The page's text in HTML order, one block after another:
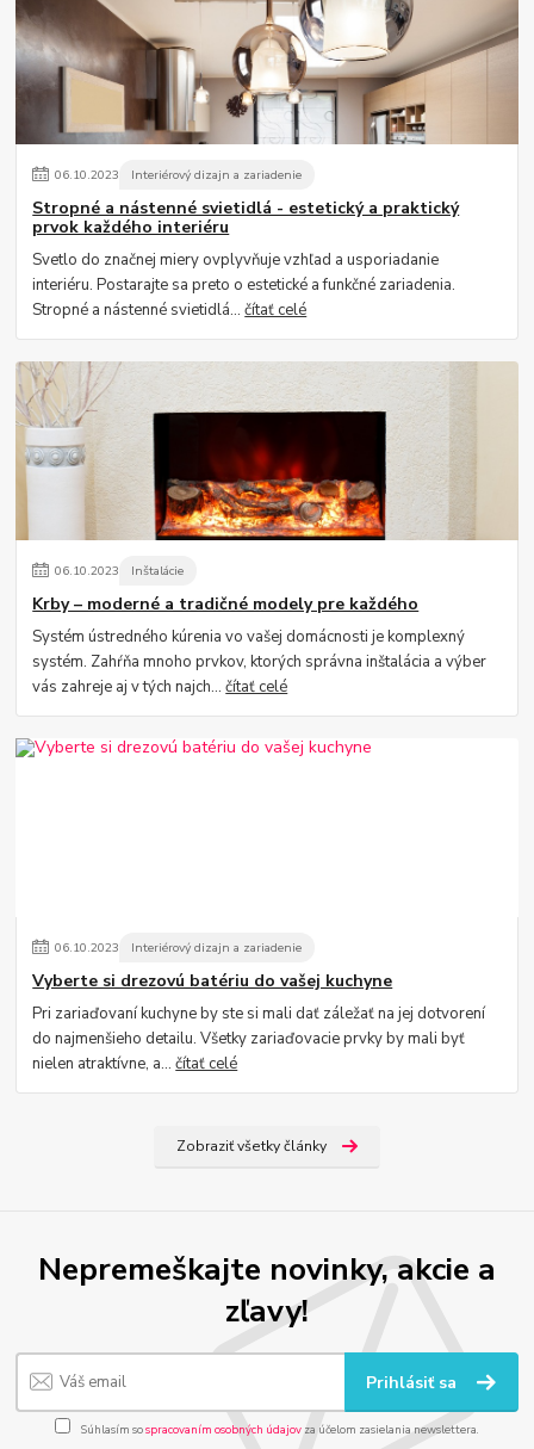
06.10.2023 Interiérový dizajn a zariadenie
Stropné a nástenné svietidlá - estetický a praktický
prvok každého interiéru
Svetlo do značnej miery ovplyvňuje vzhľad a usporiadanie
interiéru. Postarajte sa preto o estetické a funkčné zariadenia.
Stropné a nástenné svietidlá...čítať celé
06.10.2023 Inštalácie
Krby – moderné a tradičné modely pre každého
Systém ústredného kúrenia vo vašej domácnosti je komplexný
systém. Zahŕňa mnoho prvkov, ktorých správna inštalácia a výber
vás zahreje aj v tých najch...čítať celé
06.10.2023 Interiérový dizajn a zariadenie
Vyberte si drezovú batériu do vašej kuchyne
Pri zariaďovaní kuchyne by ste si mali dať záležať na jej dotvorení
do najmenšieho detailu. Všetky zariaďovacie prvky by mali byť
nielen atraktívne, a...čítať celé
Zobraziť všetky články
Nepremeškajte novinky, akcie a
zľavy!
Prihlásiť sa
Súhlasím sospracovaním osobných údajov za účelom zasielania newslettera.